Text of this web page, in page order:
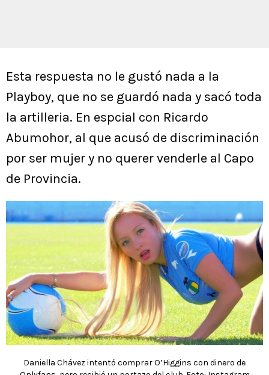
Esta respuesta no le gustó nada a la
Playboy, que no se guardó nada y sacó toda
la artilleria. En espcial con Ricardo
Abumohor, al que acusó de discriminación
por ser mujer y no querer venderle al Capo
de Provincia.
Daniella Chávez intentó comprar O’Higgins con dinero de